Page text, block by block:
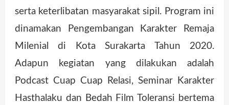
serta keterlibatan masyarakat sipil. Program ini
dinamakan Pengembangan Karakter Remaja
Milenial di Kota Surakarta Tahun 2020.
Adapun kegiatan yang dilakukan adalah
Podcast Cuap Cuap Relasi, Seminar Karakter
Hasthalaku dan Bedah Film Toleransi bertema